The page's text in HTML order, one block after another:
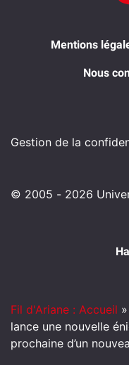
Mentions
Nous
Gestion de la
© 2005 - 2026
Fil d'Ariane : Accueil »
lance une nouvelle
prochaine d’un